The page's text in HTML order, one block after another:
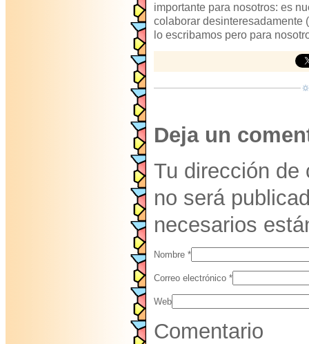
importante para nosotros: es
colaborar desinteresadamente
lo escribamos pero para
Deja un
Tu dirección de
no será
necesarios
Nombre *
Correo electrónico *
Web
Comentario